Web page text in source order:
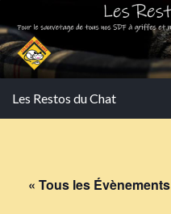
Les Restos du Chat
« Tous les Évènements